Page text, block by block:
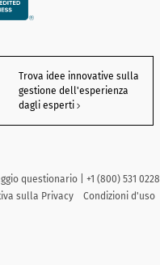
Trova idee innovative sulla
gestione dell'esperienza
dagli esperti
questionario | +1 (800) 531 0228
sulla Privacy
Condizioni d'uso